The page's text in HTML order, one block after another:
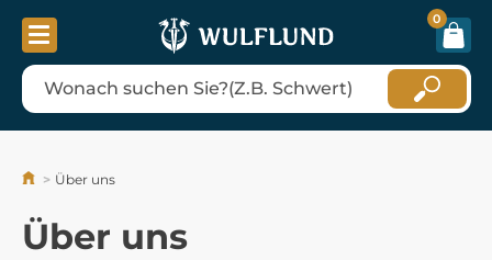
0
Über uns
Über uns